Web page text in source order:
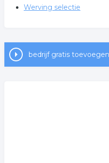
Werving selectie
bedrijf gratis toevoegen